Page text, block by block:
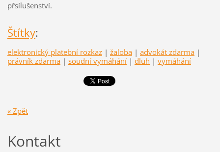
přsílušenství.
Štítky:
elektronický platební rozkaz | žaloba | advokát zdarma |
právník zdarma | soudní vymáhání | dluh | vymáhání
« Zpět
Kontakt